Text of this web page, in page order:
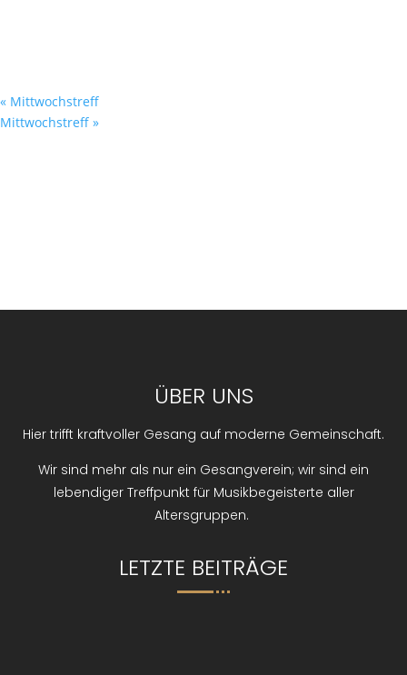
« Mittwochstreff
Mittwochstreff »
ÜBER UNS
Hier trifft kraftvoller Gesang auf moderne Gemeinschaft.
Wir sind mehr als nur ein Gesangverein; wir sind ein
lebendiger Treffpunkt für Musikbegeisterte aller
Altersgruppen.
LETZTE BEITRÄGE